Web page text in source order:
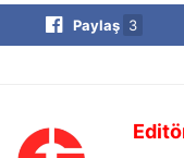
Paylaş 3